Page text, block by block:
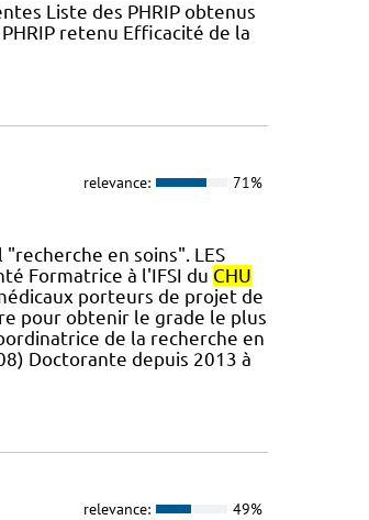
Liste des PHRIP obtenus
retenu Efficacité de la
relevance: 71%
en soins". LES
Formatrice à l'IFSI du CHU
porteurs de projet de
pour obtenir le grade le plus
de la recherche en
Doctorante depuis 2013 à
relevance: 49%